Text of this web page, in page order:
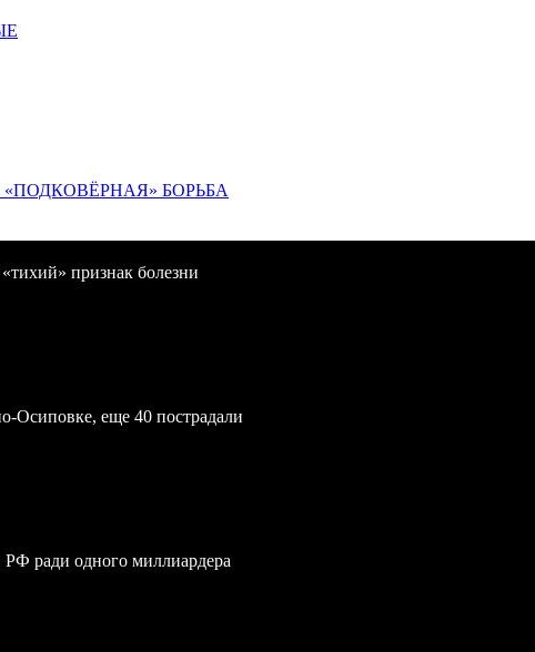
БОРЬБА
признак болезни
Осиповке, еще 40 пострадали
РФ ради одного миллиардера